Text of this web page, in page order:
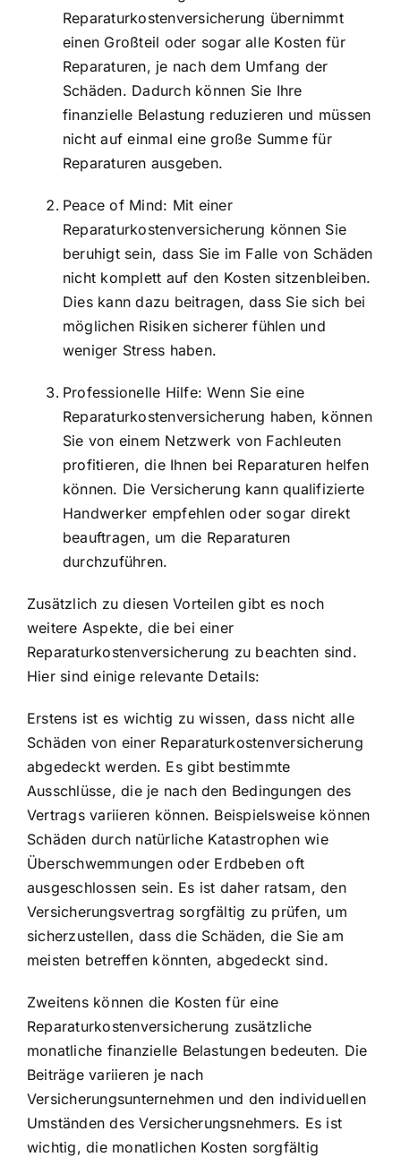
Reparaturkostenversicherung übernimmt
einen Großteil oder sogar alle Kosten für
Reparaturen, je nach dem Umfang der
Schäden. Dadurch können Sie Ihre
finanzielle Belastung reduzieren und müssen
nicht auf einmal eine große Summe für
Reparaturen ausgeben.
Peace of Mind: Mit einer
Reparaturkostenversicherung können Sie
beruhigt sein, dass Sie im Falle von Schäden
nicht komplett auf den Kosten sitzenbleiben.
Dies kann dazu beitragen, dass Sie sich bei
möglichen Risiken sicherer fühlen und
weniger Stress haben.
Professionelle Hilfe: Wenn Sie eine
Reparaturkostenversicherung haben, können
Sie von einem Netzwerk von Fachleuten
profitieren, die Ihnen bei Reparaturen helfen
können. Die Versicherung kann qualifizierte
Handwerker empfehlen oder sogar direkt
beauftragen, um die Reparaturen
durchzuführen.
Zusätzlich zu diesen Vorteilen gibt es noch
weitere Aspekte, die bei einer
Reparaturkostenversicherung zu beachten sind.
Hier sind einige relevante Details:
Erstens ist es wichtig zu wissen, dass nicht alle
Schäden von einer Reparaturkostenversicherung
abgedeckt werden. Es gibt bestimmte
Ausschlüsse, die je nach den Bedingungen des
Vertrags variieren können. Beispielsweise können
Schäden durch natürliche Katastrophen wie
Überschwemmungen oder Erdbeben oft
ausgeschlossen sein. Es ist daher ratsam, den
Versicherungsvertrag sorgfältig zu prüfen, um
sicherzustellen, dass die Schäden, die Sie am
meisten betreffen könnten, abgedeckt sind.
Zweitens können die Kosten für eine
Reparaturkostenversicherung zusätzliche
monatliche finanzielle Belastungen bedeuten. Die
Beiträge variieren je nach
Versicherungsunternehmen und den individuellen
Umständen des Versicherungsnehmers. Es ist
wichtig, die monatlichen Kosten sorgfältig